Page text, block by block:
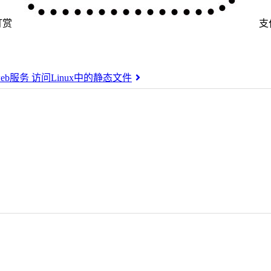
赏 支
服务 访问Linux中的静态文件